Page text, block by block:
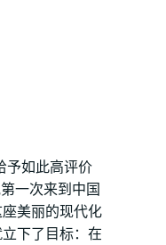
予如此高评价
一次来到中国
美丽的现代化
下了目标：在